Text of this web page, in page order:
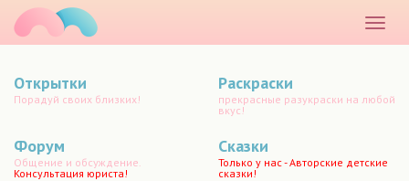
меню
Открытки
Порадуй своих близких!
Раскраски
прекрасные разукраски на любой
вкус!
Форум
Общение и обсуждение.
Консультация юриста!
Сказки
Только у нас - Авторские детские
сказки!